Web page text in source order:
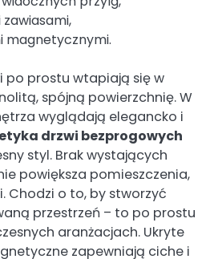
magnetycznymi.
po prostu wtapiają się w
spójną powierzchnię. W
wyglądają elegancko i
drzwi bezprogowych
styl. Brak wystających
powiększa pomieszczenia,
Chodzi o to, by stworzyć
przestrzeń – to po prostu
aranżacjach. Ukryte
zapewniają ciche i